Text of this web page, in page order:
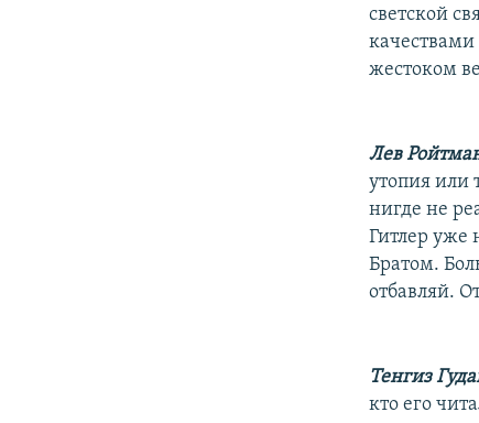
светской
жестоком
Лев
утопия или
нигде не
Гитлер уже
Братом.
отбавляй.
Тенгиз
кто его